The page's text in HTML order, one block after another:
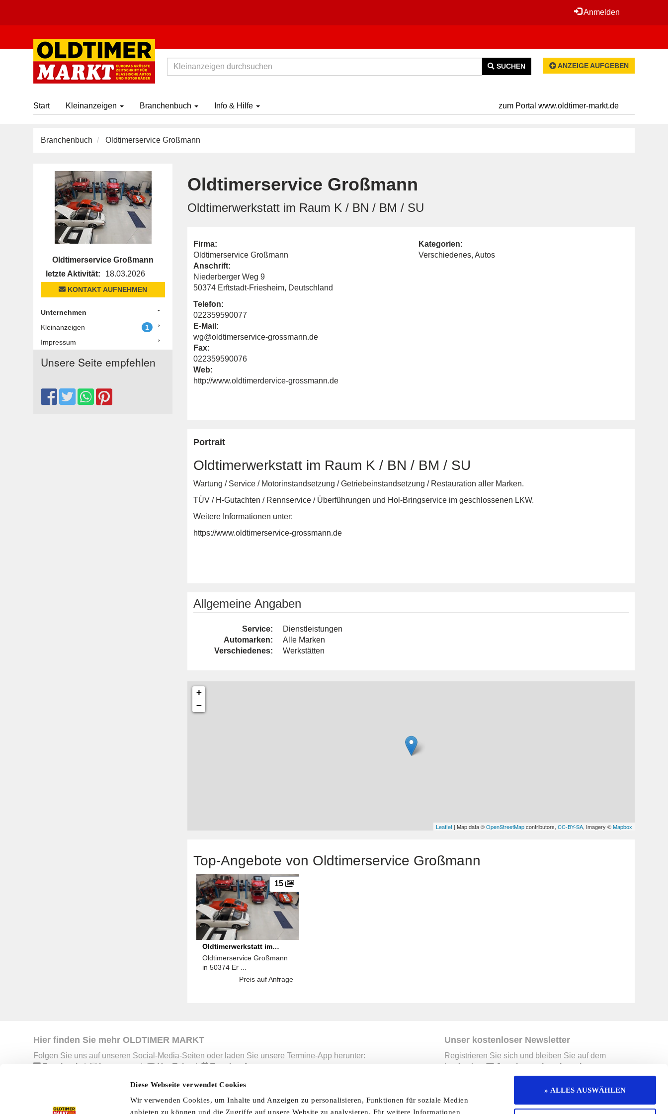
Diese Webseite verwendet Cookies
Wir verwenden Cookies, um Inhalte und Anzeigen zu personalisieren, Funktionen für soziale Medien
anbieten zu können und die Zugriffe auf unsere Website zu analysieren. Für weitere Informationen
» ALLES AUSWÄHLEN
Anmelden
SUCHEN ANZEIGE AUFGEBEN
Start Kleinanzeigen Branchenbuch Info & Hilfe zum Portal www.oldtimer-markt.de
Branchenbuch Oldtimerservice Großmann
Oldtimerservice Großmann
Oldtimerwerkstatt im Raum K / BN / BM / SU
Firma:
Oldtimerservice Großmann
Anschrift:
Niederberger Weg 9
50374 Erftstadt-Friesheim, Deutschland
Telefon:
022359590077
E-Mail:
wg@oldtimerservice-grossmann.de
Fax:
022359590076
Web:
http://www.oldtimerdervice-grossmann.de
Kategorien:
Verschiedenes, Autos
Portrait
Oldtimerwerkstatt im Raum K / BN / BM / SU
Wartung / Service / Motorinstandsetzung / Getriebeinstandsetzung / Restauration aller Marken.
TÜV / H-Gutachten / Rennservice / Überführungen und Hol-Bringservice im geschlossenen LKW.
Weitere Informationen unter:
https://www.oldtimerservice-grossmann.de
Allgemeine Angaben
Service:
Dienstleistungen
Automarken:
Alle Marken
Verschiedenes:
Werkstätten
+
−
Leaflet | Map data ©OpenStreetMapcontributors, CC-BY-SA, Imagery ©Mapbox
Top-Angebote von Oldtimerservice Großmann
15
Oldtimerwerkstatt im
Raum K / BN / BM / SU
Oldtimerservice Großmann
in 50374 Er ...
Preis auf Anfrage
Oldtimerservice Großmann
letzte Aktivität:
18.03.2026
KONTAKT AUFNEHMEN
Unternehmen
Kleinanzeigen
1
Impressum
Unsere Seite empfehlen
Hier finden Sie mehr OLDTIMER MARKT
Folgen Sie uns auf unseren Social-Media-Seiten oder laden Sie unsere Termine-App herunter:
Facebook
| Instagram | YouTube | Termine-App
Unser kostenloser Newsletter
Registrieren Sie sich und bleiben Sie auf dem
Laufenden.
Jetzt kostenlos abonnieren
Preisliste Erscheinungskalender Info & Hilfe AGB Datenschutzerklärung Widerruf Kontakt Mediadaten Jobs